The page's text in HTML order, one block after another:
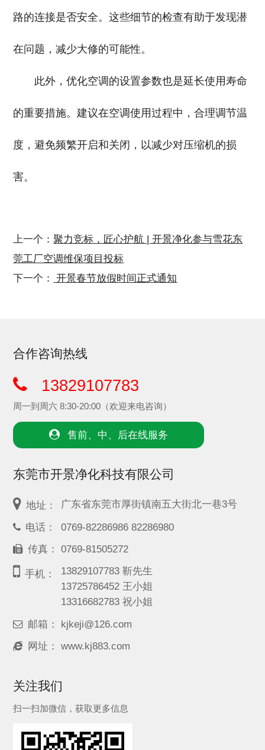
路的连接是否安全。这些细节的检查有助于发现潜
在问题，减少大修的可能性。
此外，优化空调的设置参数也是延长使用寿命
的重要措施。建议在空调使用过程中，合理调节温
度，避免频繁开启和关闭，以减少对压缩机的损
害。
上一个：聚力竞标，匠心护航 | 开景净化参与雪花东
莞工厂空调维保项目投标
下一个：
开景春节放假时间正式通知
合作咨询热线
13829107783
周一到周六 8:30-20:00（欢迎来电咨询）
售前、中、后在线服务
东莞市开景净化科技有限公司
地址： 广东省东莞市厚街镇南五大街北一巷3号
电话： 0769-82286986 82286980
传真： 0769-81505272
手机：
13829107783 靳先生
13725786452 王小姐
13316682783 祝小姐
邮箱： kjkeji@126.com
网址： www.kj883.com
关注我们
扫一扫加微信，获取更多信息